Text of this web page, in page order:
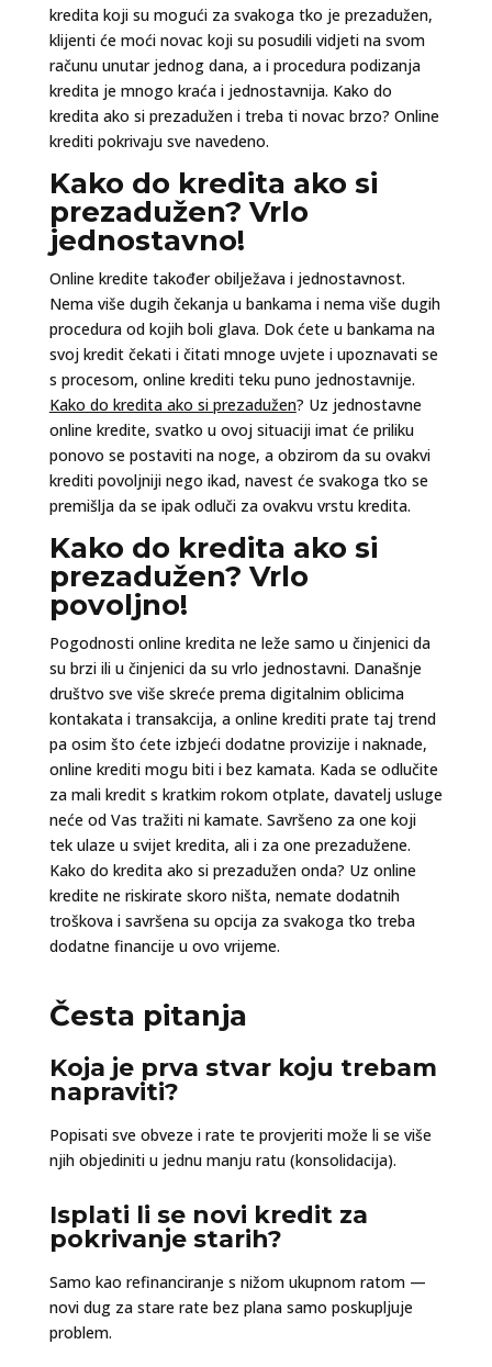
kredita koji su mogući za svakoga tko je prezadužen,
klijenti će moći novac koji su posudili vidjeti na svom
računu unutar jednog dana, a i procedura podizanja
kredita je mnogo kraća i jednostavnija. Kako do
kredita ako si prezadužen i treba ti novac brzo? Online
krediti pokrivaju sve navedeno.
Kako do kredita ako si
prezadužen? Vrlo
jednostavno!
Online kredite također obilježava i jednostavnost.
Nema više dugih čekanja u bankama i nema više dugih
procedura od kojih boli glava. Dok ćete u bankama na
svoj kredit čekati i čitati mnoge uvjete i upoznavati se
s procesom, online krediti teku puno jednostavnije.
Kako do kredita ako si prezadužen? Uz jednostavne
online kredite, svatko u ovoj situaciji imat će priliku
ponovo se postaviti na noge, a obzirom da su ovakvi
krediti povoljniji nego ikad, navest će svakoga tko se
premišlja da se ipak odluči za ovakvu vrstu kredita.
Kako do kredita ako si
prezadužen? Vrlo
povoljno!
Pogodnosti online kredita ne leže samo u činjenici da
su brzi ili u činjenici da su vrlo jednostavni. Današnje
društvo sve više skreće prema digitalnim oblicima
kontakata i transakcija, a online krediti prate taj trend
pa osim što ćete izbjeći dodatne provizije i naknade,
online krediti mogu biti i bez kamata. Kada se odlučite
za mali kredit s kratkim rokom otplate, davatelj usluge
neće od Vas tražiti ni kamate. Savršeno za one koji
tek ulaze u svijet kredita, ali i za one prezadužene.
Kako do kredita ako si prezadužen onda? Uz online
kredite ne riskirate skoro ništa, nemate dodatnih
troškova i savršena su opcija za svakoga tko treba
dodatne financije u ovo vrijeme.
Česta pitanja
Koja je prva stvar koju trebam
napraviti?
Popisati sve obveze i rate te provjeriti može li se više
njih objediniti u jednu manju ratu (konsolidacija).
Isplati li se novi kredit za
pokrivanje starih?
Samo kao refinanciranje s nižom ukupnom ratom —
novi dug za stare rate bez plana samo poskupljuje
problem.